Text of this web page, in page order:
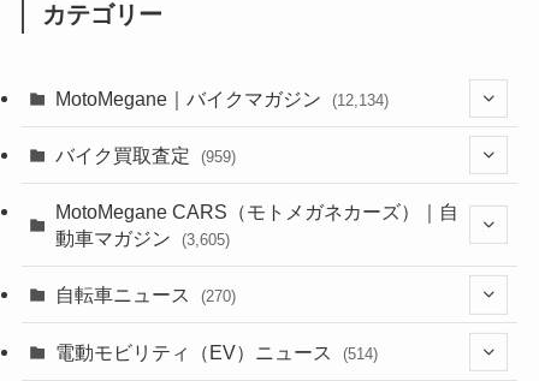
カテゴリー
MotoMegane｜バイクマガジン (12,134)
(44)
(638)
(118) (252)
(306)
(6,957)
バイク買取査定 (959)
(352)
MotoMegane CARS（モトメガネカーズ）｜自
動車マガジン
(3,605)
(185)
自転車ニュース (270)
(54)
電動モビリティ（EV）ニュース (514)